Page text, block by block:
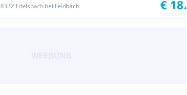
8332 Edelsbach bei Feldbach
€